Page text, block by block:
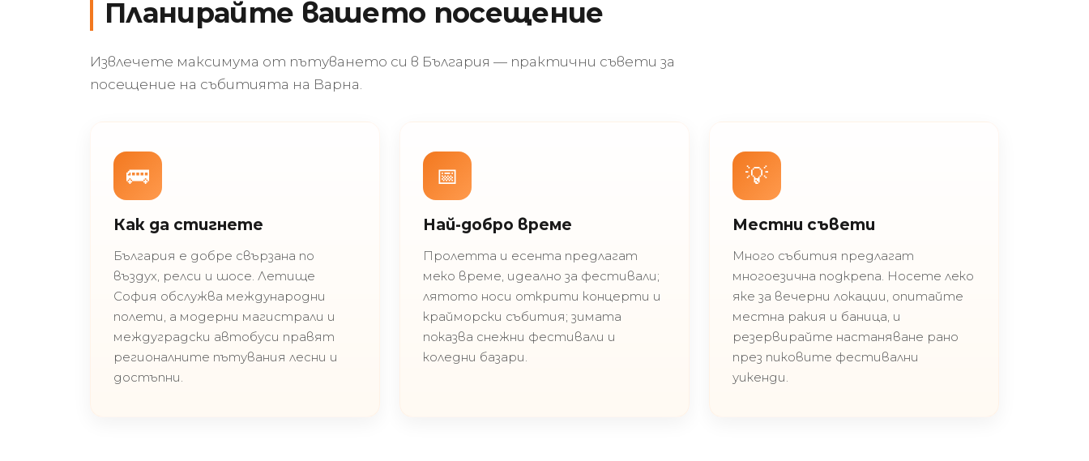
Планирайте вашето посещение
Извлечете максимума от пътуването си в България — практични съвети за
посещение на събитията на Варна.
🚌
Как да стигнете
България е добре свързана по
въздух, релси и шосе. Летище
София обслужва международни
полети, а модерни магистрали и
междуградски автобуси правят
регионалните пътувания лесни и
достъпни.
📅
Най-добро време
Пролетта и есента предлагат
меко време, идеално за фестивали;
лятото носи открити концерти и
крайморски събития; зимата
показва снежни фестивали и
коледни базари.
💡
Местни съвети
Много събития предлагат
многоезична подкрепа. Носете леко
яке за вечерни локации, опитайте
местна ракия и баница, и
резервирайте настаняване рано
през пиковите фестивални
уикенди.